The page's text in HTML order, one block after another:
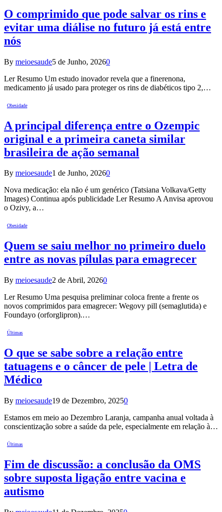
O comprimido que pode salvar os rins e
evitar uma diálise no futuro já está entre
nós
By meioesaude5 de Junho, 20260
Ler Resumo Um estudo inovador revela que a finerenona,
medicamento já usado para proteger os rins de diabéticos tipo 2,…
Obesidade
A principal diferença entre o Ozempic
original e a primeira caneta similar
brasileira de ação semanal
By meioesaude1 de Junho, 20260
Nova medicação: ela não é um genérico (Tatsiana Volkava/Getty
Images) Continua após publicidade Ler Resumo A Anvisa aprovou
o Ozivy, a…
Obesidade
Quem se saiu melhor no primeiro duelo
entre as novas pílulas para emagrecer
By meioesaude2 de Abril, 20260
Ler Resumo Uma pesquisa preliminar coloca frente a frente os
novos comprimidos para emagrecer: Wegovy pill (semaglutida) e
Foundayo (orforglipron).…
Últimas
O que se sabe sobre a relação entre
tatuagens e o câncer de pele | Letra de
Médico
By meioesaude19 de Dezembro, 20250
Estamos em meio ao Dezembro Laranja, campanha anual voltada à
conscientização sobre a saúde da pele, especialmente em relação à…
Últimas
Fim de discussão: a conclusão da OMS
sobre suposta ligação entre vacina e
autismo